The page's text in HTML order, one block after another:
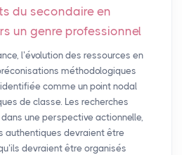
du secondaire en
un genre professionnel
l’évolution des ressources en
méthodologiques
comme un point nodal
de classe. Les recherches
une perspective actionnelle,
authentiques devraient être
devraient être organisés